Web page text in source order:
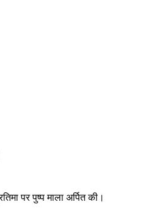
पर पुष्प माला अर्पित की।